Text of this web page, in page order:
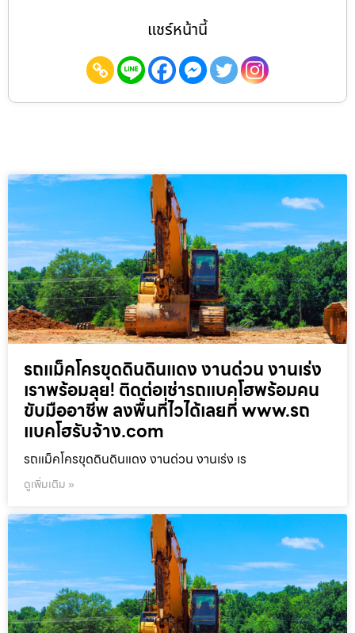
แชร์หน้านี้
รถแม็คโครขุดดินดินแดง งานด่วน งานเร่ง
เราพร้อมลุย! ติดต่อเช่ารถแบคโฮพร้อมคน
ขับมืออาชีพ ลงพื้นที่ไวได้เลยที่ www.รถ
แบคโฮรับจ้าง.com
รถแม็คโครขุดดินดินแดง งานด่วน งานเร่ง เร
ดูเพิ่มเติม »